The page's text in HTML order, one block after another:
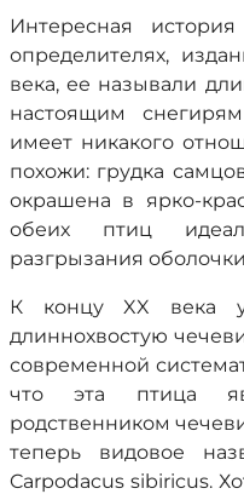
Интересная
определителях,
века, ее называли
настоящим
имеет никакого
похожи: грудка
окрашена в ярко-
обеих птиц
разгрызания
К концу XX века
длиннохвостую
современной
что эта птица
родственником
теперь видовое
Carpodacus sibiricus.